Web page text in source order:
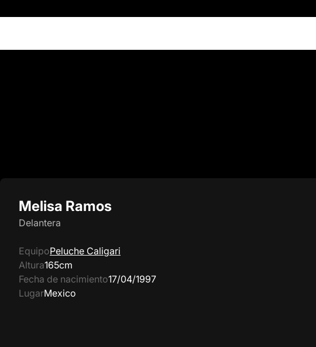
Melisa Ramos
Delantera
EquipoPeluche Caligari
Altura165cm
Fecha de nacimiento17/04/1997
LugarMexico